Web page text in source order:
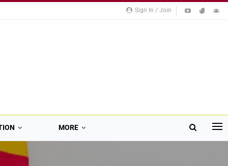
Sign In / Join
MORE